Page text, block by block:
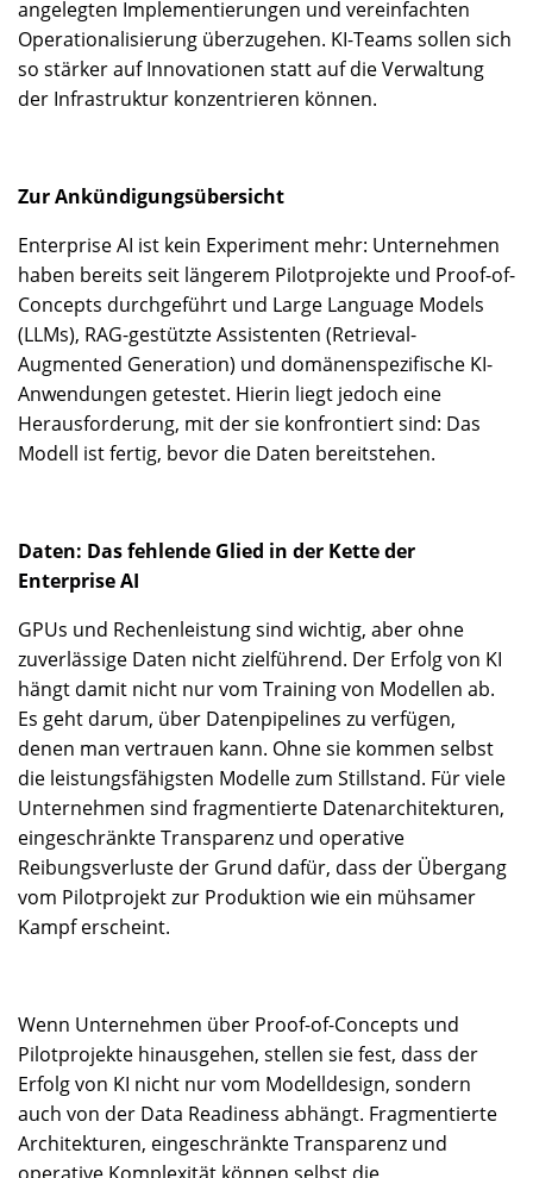
angelegten Implementierungen und vereinfachten
Operationalisierung überzugehen. KI-Teams sollen sich
so stärker auf Innovationen statt auf die Verwaltung
der Infrastruktur konzentrieren können.
Zur Ankündigungsübersicht
Enterprise AI ist kein Experiment mehr: Unternehmen
haben bereits seit längerem Pilotprojekte und Proof-of-
Concepts durchgeführt und Large Language Models
(LLMs), RAG-gestützte Assistenten (Retrieval-
Augmented Generation) und domänenspezifische KI-
Anwendungen getestet. Hierin liegt jedoch eine
Herausforderung, mit der sie konfrontiert sind: Das
Modell ist fertig, bevor die Daten bereitstehen.
Daten: Das fehlende Glied in der Kette der
Enterprise AI
GPUs und Rechenleistung sind wichtig, aber ohne
zuverlässige Daten nicht zielführend. Der Erfolg von KI
hängt damit nicht nur vom Training von Modellen ab.
Es geht darum, über Datenpipelines zu verfügen,
denen man vertrauen kann. Ohne sie kommen selbst
die leistungsfähigsten Modelle zum Stillstand. Für viele
Unternehmen sind fragmentierte Datenarchitekturen,
eingeschränkte Transparenz und operative
Reibungsverluste der Grund dafür, dass der Übergang
vom Pilotprojekt zur Produktion wie ein mühsamer
Kampf erscheint.
Wenn Unternehmen über Proof-of-Concepts und
Pilotprojekte hinausgehen, stellen sie fest, dass der
Erfolg von KI nicht nur vom Modelldesign, sondern
auch von der Data Readiness abhängt. Fragmentierte
Architekturen, eingeschränkte Transparenz und